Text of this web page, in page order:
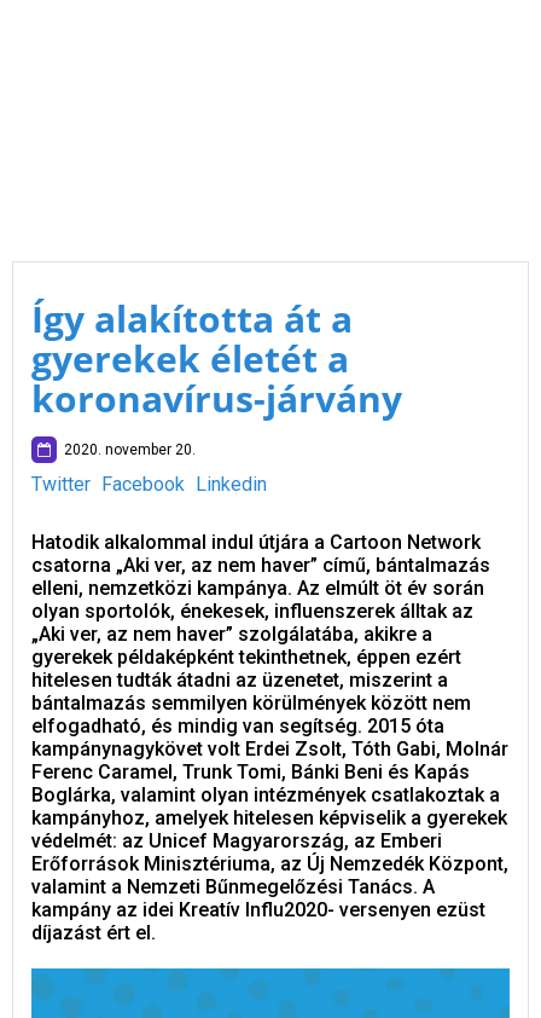
Így alakította át a
gyerekek életét a
koronavírus-járvány
2020. november 20.
Twitter Facebook Linkedin
Hatodik alkalommal indul útjára a Cartoon Network
csatorna „Aki ver, az nem haver” című, bántalmazás
elleni, nemzetközi kampánya. Az elmúlt öt év során
olyan sportolók, énekesek, influenszerek álltak az
„Aki ver, az nem haver” szolgálatába, akikre a
gyerekek példaképként tekinthetnek, éppen ezért
hitelesen tudták átadni az üzenetet, miszerint a
bántalmazás semmilyen körülmények között nem
elfogadható, és mindig van segítség. 2015 óta
kampánynagykövet volt Erdei Zsolt, Tóth Gabi, Molnár
Ferenc Caramel, Trunk Tomi, Bánki Beni és Kapás
Boglárka, valamint olyan intézmények csatlakoztak a
kampányhoz, amelyek hitelesen képviselik a gyerekek
védelmét: az Unicef Magyarország, az Emberi
Erőforrások Minisztériuma, az Új Nemzedék Központ,
valamint a Nemzeti Bűnmegelőzési Tanács. A
kampány az idei Kreatív Influ2020- versenyen ezüst
díjazást ért el.